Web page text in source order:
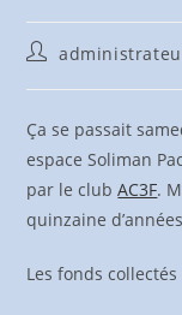
Auteur/autrice
la
publication :
Ça se passait
espace Soliman
par le clubAC3F.
quinzaine
Les fonds